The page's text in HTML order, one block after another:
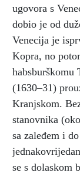
ugovora s
dobio je od
Venecija je
Kopra, no
habsburškomu
(1630–31)
Kranjskom.
stanovnika
sa zaleđem i
se s dolaskom